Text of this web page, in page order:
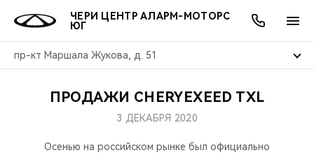
ЧЕРИ ЦЕНТР АЛАРМ-МОТОРС
ЮГ
пр-кт Маршала Жукова, д. 51
МОДЕЛИ
ПОКУПАТЕЛЯМ
ВЛАДЕЛЬЦАМ
МИР CHERY
АКЦИИ
ОНЛАЙН СЕРВИСЫ
О КОМПАНИИ
ПРОДАЖИ CHERYEXEED TXL
3 ДЕКАБРЯ 2020
Осенью на российском рынке был официально